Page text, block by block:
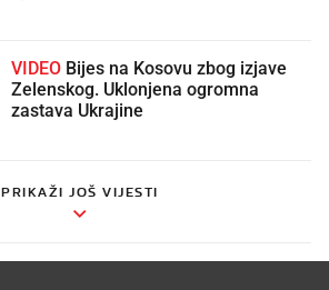
VIDEO
Zelenskog. Uklonjena ogromna
zastava Ukrajine
PRIKAŽI JOŠ VIJESTI